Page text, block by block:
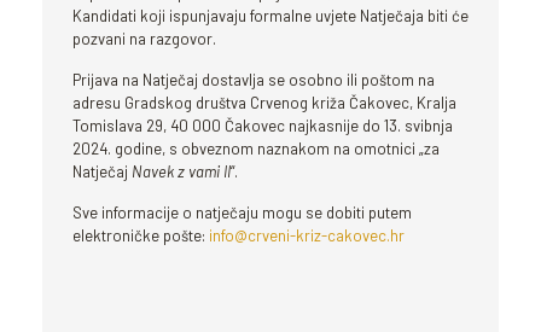
Kandidati koji ispunjavaju formalne uvjete Natječaja biti će
pozvani na razgovor.
Prijava na Natječaj dostavlja se osobno ili poštom na
adresu Gradskog društva Crvenog križa Čakovec, Kralja
Tomislava 29, 40 000 Čakovec najkasnije do 13. svibnja
2024. godine, s obveznom naznakom na omotnici „za
Natječaj Navek z vami II“.
Sve informacije o natječaju mogu se dobiti putem
elektroničke pošte: info@crveni-kriz-cakovec.hr